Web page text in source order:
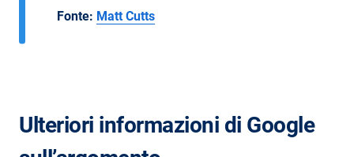
Fonte: Matt Cutts
Ulteriori informazioni di Google